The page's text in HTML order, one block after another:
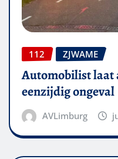
112 ZJWAME
Automobilist laat
eenzijdig ongeval
AVLimburg